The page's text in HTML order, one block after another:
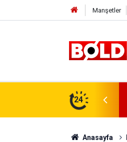
Manşetler
24
Anasayfa